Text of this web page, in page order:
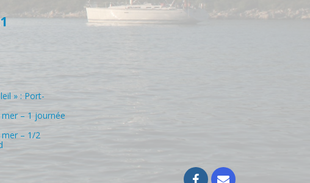
» : Port-
– 1 journée
mer – 1/2